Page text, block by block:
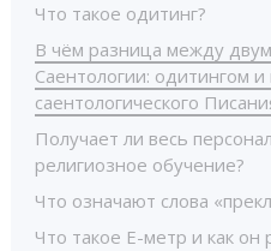
Что такое одитинг?
В чём разница между
Саентологии: одитингом
саентологического
Получает ли весь
религиозное обучение?
Что означают слова
Что такое Е-метр и как он